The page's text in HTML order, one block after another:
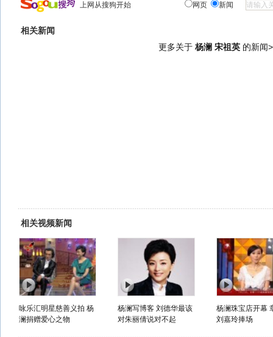
上网从搜狗开始 网页 新闻
相关新闻
更多关于 杨澜 宋祖英的新闻
相关视频新闻
咏乐汇明星慈善义拍 杨
澜捐赠爱心之物
杨澜写博客 刘德华最该
对朱丽倩说对不起
杨澜珠宝店开幕
刘嘉玲捧场